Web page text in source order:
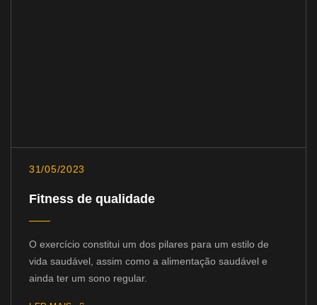
31/05/2023
Fitness de qualidade
O exercício constitui um dos pilares para um estilo de
vida saudável, assim como a alimentação saudável e
ainda ter um sono regular.